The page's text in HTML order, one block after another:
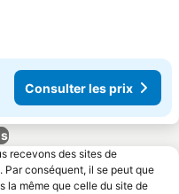
Consulter les prix
recevons des sites de
conséquent, il se peut que
la même que celle du site de